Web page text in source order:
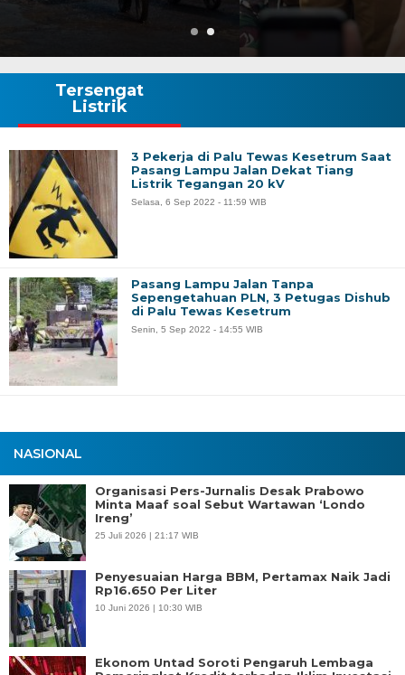
NASIONAL
Organisasi Pers-Jurnalis Desak Prabowo
Minta Maaf soal Sebut Wartawan ‘Londo
Ireng’
25 Juli 2026 | 21:17 WIB
Penyesuaian Harga BBM, Pertamax Naik Jadi
Rp16.650 Per Liter
10 Juni 2026 | 10:30 WIB
Ekonom Untad Soroti Pengaruh Lembaga
Tersengat
Listrik
3 Pekerja di Palu Tewas Kesetrum Saat
Pasang Lampu Jalan Dekat Tiang
Listrik Tegangan 20 kV
Selasa, 6 Sep 2022 - 11:59 WIB
Pasang Lampu Jalan Tanpa
Sepengetahuan PLN, 3 Petugas Dishub
di Palu Tewas Kesetrum
Senin, 5 Sep 2022 - 14:55 WIB